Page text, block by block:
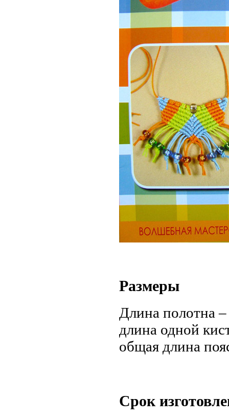
Размеры
Длина полотна
длина одной
общая длина
Срок